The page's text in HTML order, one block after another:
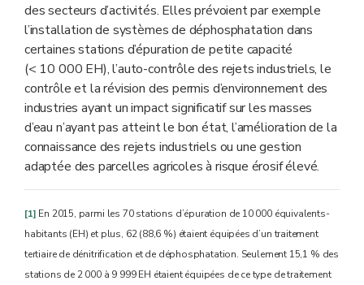
des secteurs d’activités. Elles prévoient par exemple
l’installation de systèmes de déphosphatation dans
certaines stations d’épuration de petite capacité
(< 10 000 EH), l’auto-contrôle des rejets industriels, le
contrôle et la révision des permis d’environnement des
industries ayant un impact significatif sur les masses
d’eau n’ayant pas atteint le bon état, l’amélioration de la
connaissance des rejets industriels ou une gestion
adaptée des parcelles agricoles à risque érosif élevé.
[1] En 2015, parmi les 70 stations d’épuration de 10 000 équivalents-
habitants (EH) et plus, 62 (88,6 %) étaient équipées d’un traitement
tertiaire de dénitrification et de déphosphatation. Seulement 15,1 % des
stations de 2 000 à 9 999 EH étaient équipées de ce type de traitement